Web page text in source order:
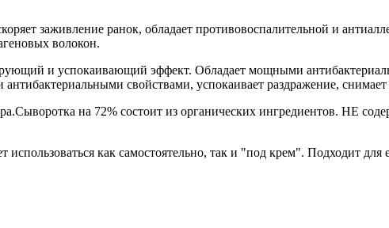
заживление ранок, обладает противовоспалительной и
волокон.
и успокаивающий эффект. Обладает мощными
свойствами, успокаивает раздражение,
на 72% состоит из органических ингредиентов. НЕ
как самостоятельно, так и "под крем". Подходит для